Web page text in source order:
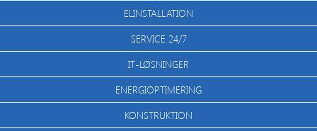
ELINSTALLATION
SERVICE 24/7
IT-LØSNINGER
ENERGIOPTIMERING
KONSTRUKTION